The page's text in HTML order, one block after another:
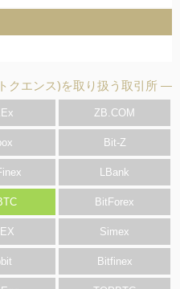
クエンス)を取り扱う取引所
ZB.COM
Bit-Z
LBank
BitForex
Simex
Bitfinex